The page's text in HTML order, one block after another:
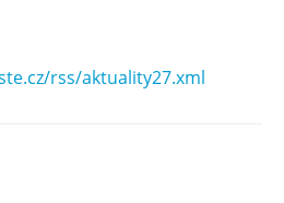
rss/aktuality27.xml